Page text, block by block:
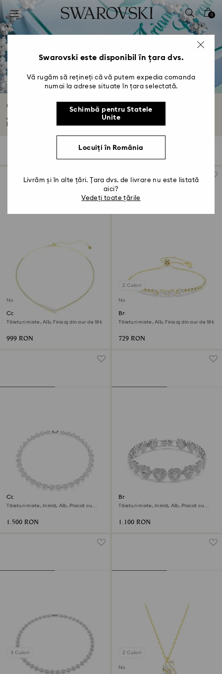
Accesskeys list
0 - Antet
2 - Subsol
3 - Filtrare
4 - Rezultatele căutării
0
Cele mai vândute cadouri
Alege extravaganța plină de bucurie cu selecția noastră de cadouri
Filtre
după
Nou
Colier Mesmera
Tăieturi mixte, Alb, Finisaj din aur de 18k
999 RON
2 Culori
Nou
Brățară Mesmera
Tăieturi mixte, Alb, Finisaj din aur de 18k
729 RON
Colier Ariana Grande x
Swarovski
Tăieturi mixte, Inimă, Alb, Placat cu
1.500 RON
Brățară Ariana Grande x
Swarovski
Tăieturi mixte, Inimă, Alb, Placat cu
1.100 RON
3 Culori 2 Culori
Nou
Swarovski este disponibil în țara dvs.
Vă rugăm să rețineți că vă putem expedia comanda
numai la adrese situate în țara selectată.
Schimbă pentru Statele
Unite
Locuiți în România
Livrăm și în alte țări. Țara dvs. de livrare nu este listată
aici?
Vedeți toate țările